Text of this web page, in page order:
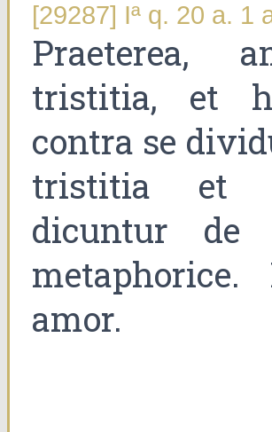
[29287] Iª q. 20 a. 1
Praeterea,
tristitia, et
contra se
tristitia et
dicuntur de
amor.